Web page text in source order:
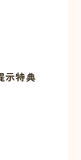
示特典